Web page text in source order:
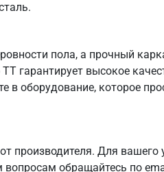
пола, а прочный
гарантирует высокое
в оборудование, которое
производителя. Для вашего
вопросам обращайтесь по